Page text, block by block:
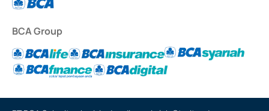
BCA Group